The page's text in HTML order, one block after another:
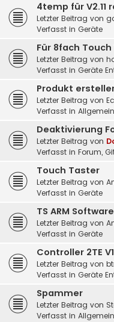
4temp für V2.11
Letzter Beitrag von
Verfasst in Geräte
Für 8fach
Letzter Beitrag von
Verfasst in Geräte
Produkt
Letzter Beitrag von
Verfasst in Allgemein
Deaktivierung
Letzter Beitrag von
Verfasst in Forum,
Touch Taster
Letzter Beitrag von
Verfasst in Geräte
TS ARM Software
Letzter Beitrag von
Verfasst in Geräte
Controller 2TE
Letzter Beitrag von
Verfasst in Geräte
Spammer
Letzter Beitrag von
Verfasst in Allgemein